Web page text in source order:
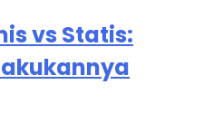
vs Statis: